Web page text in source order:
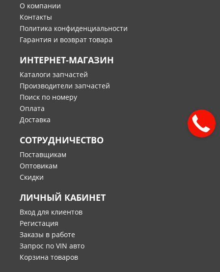
О компании
Контакты
Политика конфиденциальности
Гарантия и возврат товара
ИНТЕРНЕТ-МАГАЗИН
Каталоги запчастей
Производители запчастей
Поиск по номеру
Оплата
Доставка
СОТРУДНИЧЕСТВО
Поставщикам
Оптовикам
Скидки
ЛИЧНЫЙ КАБИНЕТ
Вход для клиентов
Регистация
Заказы в работе
Запрос по VIN авто
Корзина товаров